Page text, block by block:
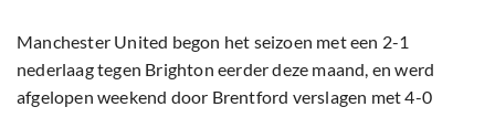
Manchester United begon het seizoen met een 2-1
nederlaag tegen Brighton eerder deze maand, en werd
afgelopen weekend door Brentford verslagen met 4-0